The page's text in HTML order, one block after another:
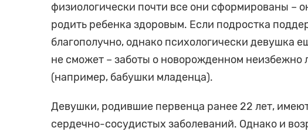
физиологически почти все они сформированы –
родить ребенка здоровым. Если подростка
благополучно, однако психологически девушка
не сможет – заботы о новорожденном
(например, бабушки младенца).
Девушки, родившие первенца ранее 22 лет,
сердечно-сосудистых заболеваний. Однако и